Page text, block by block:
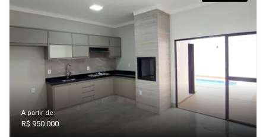
A partir de:
R$ 950.000